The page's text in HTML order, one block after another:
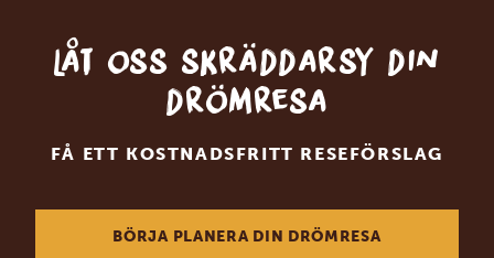
Låt oss skräddarsy din
drömresa
FÅ ETT KOSTNADSFRITT RESEFÖRSLAG
BÖRJA PLANERA DIN DRÖMRESA